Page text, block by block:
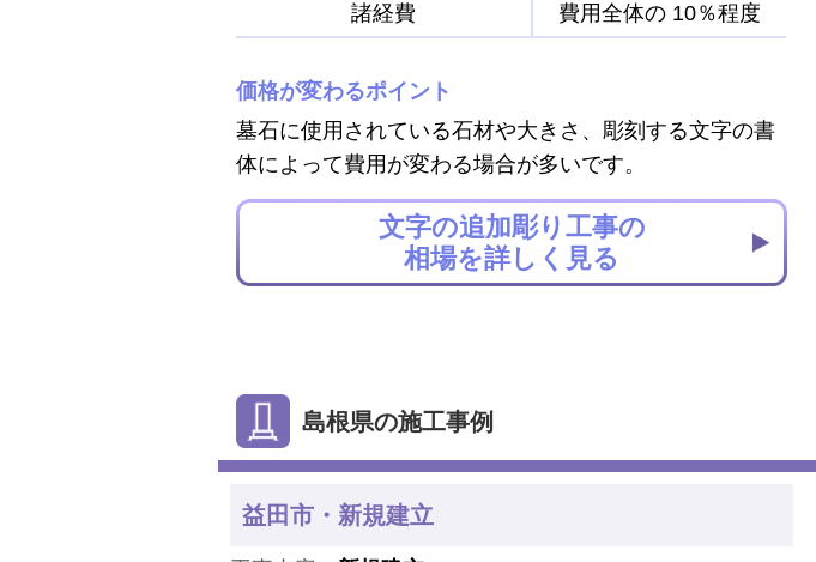
諸経費
費用全体の 10％程度
価格が変わるポイント
墓石に使用されている石材や大きさ、彫刻する文字の書
体によって費用が変わる場合が多いです。
文字の追加彫り工事の
相場を詳しく見る
島根県の施工事例
益田市・新規建立